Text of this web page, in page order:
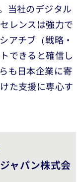
当社のデジタル
レンスは強力で
アチブ（戦略・
できると確信し
も日本企業に寄
た支援に専心す
ャパン株式会